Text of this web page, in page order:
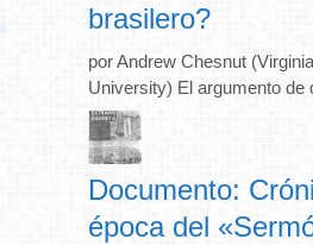
brasilero?
por Andrew Chesnut
University) El argumento de
Documento:
época del